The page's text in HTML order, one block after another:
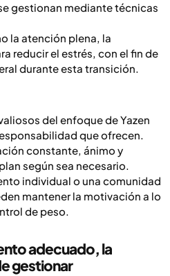
gestionan mediante técnicas
la atención plena, la
reducir el estrés, con el fin de
durante esta transición.
del enfoque de Yazen
que ofrecen.
constante, ánimo y
según sea necesario.
individual o una comunidad
mantener la motivación a lo
de peso.
adecuado, la
gestionar